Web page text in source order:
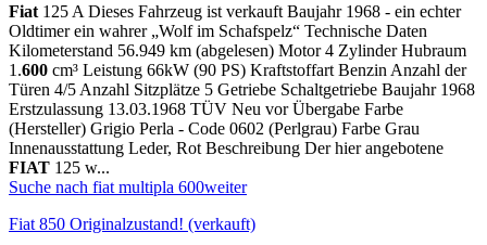
Fiat 125 A Dieses Fahrzeug ist verkauft Baujahr 1968 - ein echter
Oldtimer ein wahrer „Wolf im Schafspelz“ Technische Daten
Kilometerstand 56.949 km (abgelesen) Motor 4 Zylinder Hubraum
1.600 cm³ Leistung 66kW (90 PS) Kraftstoffart Benzin Anzahl der
Türen 4/5 Anzahl Sitzplätze 5 Getriebe Schaltgetriebe Baujahr 1968
Erstzulassung 13.03.1968 TÜV Neu vor Übergabe Farbe
(Hersteller) Grigio Perla - Code 0602 (Perlgrau) Farbe Grau
Innenausstattung Leder, Rot Beschreibung Der hier angebotene
FIAT 125 w...
Suche nach fiat multipla 600weiter
Fiat 850 Originalzustand! (verkauft)